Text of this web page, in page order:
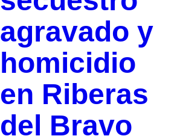
agravado y
homicidio
en Riberas
del Bravo